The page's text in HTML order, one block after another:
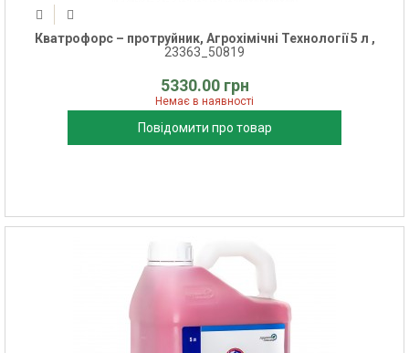
Кватрофорс – протруйник, Агрохімічні Технології 5 л ,
23363_50819
5330.00 грн
Немає в наявності
Повідомити про товар